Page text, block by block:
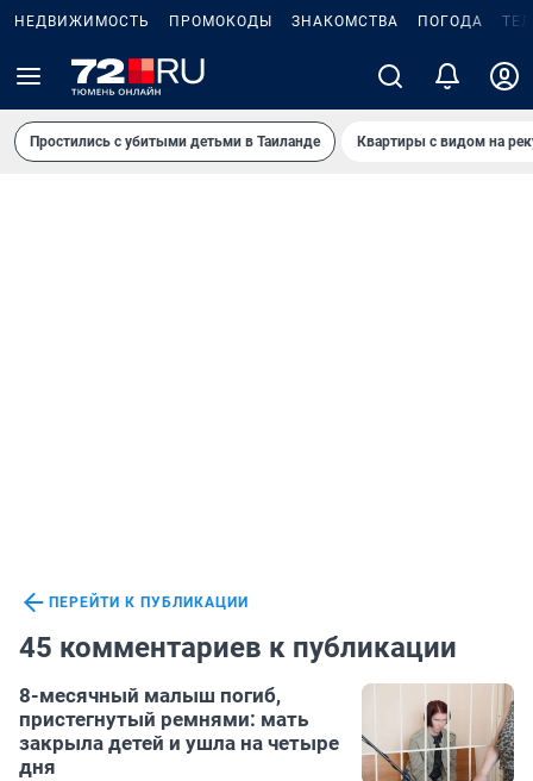
НЕДВИЖИМОСТЬ ПРОМОКОДЫ ЗНАКОМСТВА ПОГОДА
Простились с убитыми детьми в Таиланде Квартиры с видом на
ПЕРЕЙТИ К ПУБЛИКАЦИИ
45 комментариев к публикации
8-месячный малыш погиб,
пристегнутый ремнями: мать
закрыла детей и ушла на четыре
дня